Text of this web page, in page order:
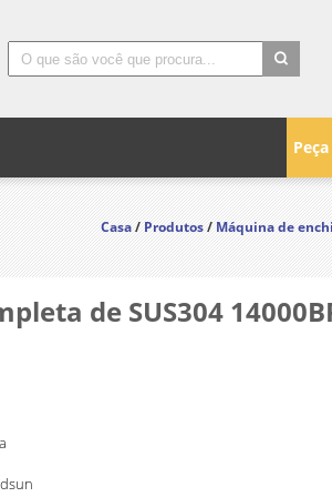
Casa/Produtos/Máquina de
de SUS304